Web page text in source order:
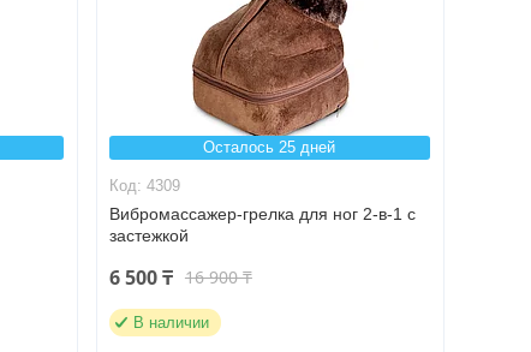
Осталось 25 дней
4309
Вибромассажер-грелка для ног 2-в-1 с
застежкой
6 500 ₸ 16 900 ₸
В наличии